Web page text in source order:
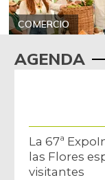
COMERCIO
AGENDA
La 67ª
las Flores
visitantes